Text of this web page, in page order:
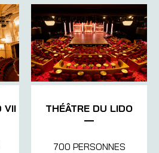
VII THÉÂTRE DU LIDO
700 PERSONNES